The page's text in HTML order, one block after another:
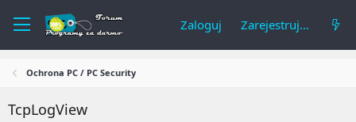
Zaloguj Zarejestruj się
Ochrona PC / PC Security
TcpLogView